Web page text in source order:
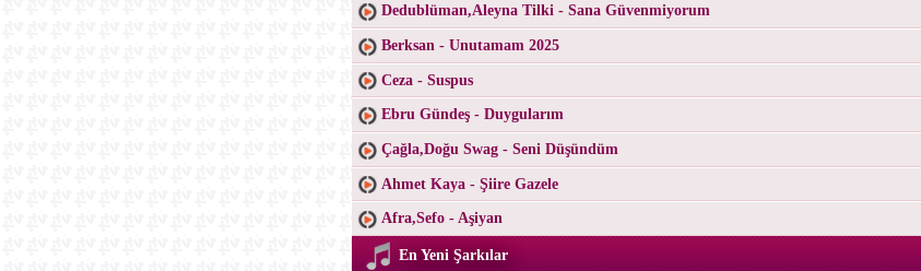
Dedublüman,Aleyna Tilki - Sana Güvenmiyorum
Berksan - Unutamam 2025
Ceza - Suspus
Ebru Gündeş - Duygularım
Çağla,Doğu Swag - Seni Düşündüm
Ahmet Kaya - Şiire Gazele
Afra,Sefo - Aşiyan
En Yeni Şarkılar